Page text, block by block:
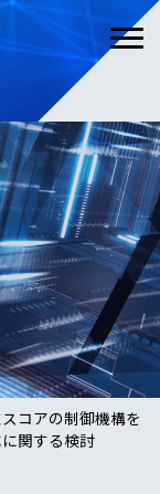
コアの制御機構を
関する検討